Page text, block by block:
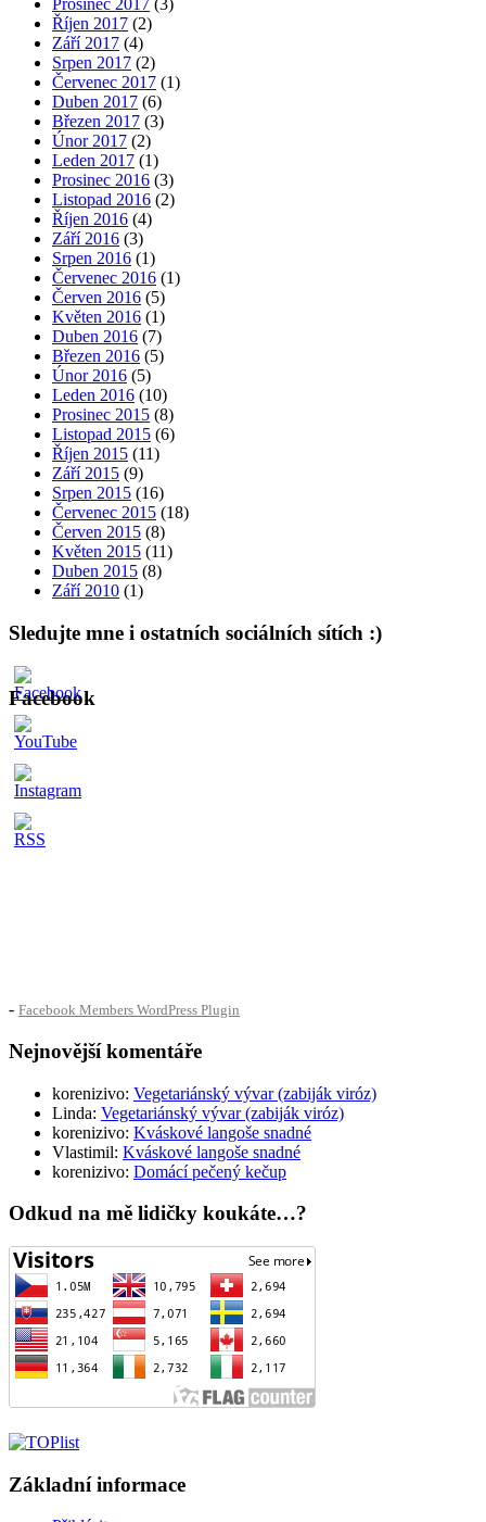
Prosinec 2017 (3)
Říjen 2017 (2)
Září 2017 (4)
Srpen 2017 (2)
Červenec 2017 (1)
Duben 2017 (6)
Březen 2017 (3)
Únor 2017 (2)
Leden 2017 (1)
Prosinec 2016 (3)
Listopad 2016 (2)
Říjen 2016 (4)
Září 2016 (3)
Srpen 2016 (1)
Červenec 2016 (1)
Červen 2016 (5)
Květen 2016 (1)
Duben 2016 (7)
Březen 2016 (5)
Únor 2016 (5)
Leden 2016 (10)
Prosinec 2015 (8)
Listopad 2015 (6)
Říjen 2015 (11)
Září 2015 (9)
Srpen 2015 (16)
Červenec 2015 (18)
Červen 2015 (8)
Květen 2015 (11)
Duben 2015 (8)
Září 2010 (1)
Sledujte mne i ostatních sociálních sítích :)
Facebook
- Facebook Members WordPress Plugin
Nejnovější komentáře
korenizivo: Vegetariánský vývar (zabiják viróz)
Linda: Vegetariánský vývar (zabiják viróz)
korenizivo: Kváskové langoše snadné
Vlastimil: Kváskové langoše snadné
korenizivo: Domácí pečený kečup
Odkud na mě lidičky koukáte…?
Základní informace